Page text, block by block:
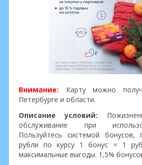
Внимание: Карту можно
Петербурге и области.
Описание условий:
обслуживание при
Пользуйтесь системой бонусов,
рубли по курсу 1 бонус = 1
максимальные выгоды. 1,5%